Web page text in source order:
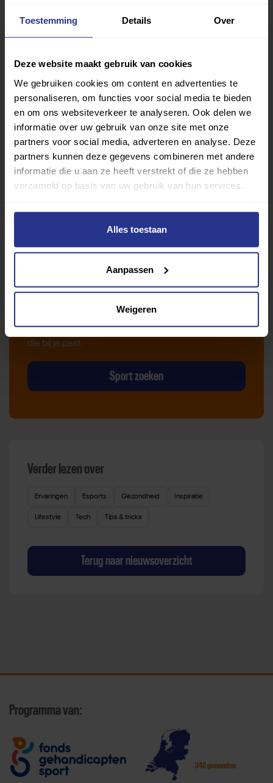
Toestemming Details Over
Deze website maakt gebruik van cookies
We gebruiken cookies om content en advertenties te
personaliseren, om functies voor social media te bieden
en om ons websiteverkeer te analyseren. Ook delen we
informatie over uw gebruik van onze site met onze
partners voor social media, adverteren en analyse. Deze
partners kunnen deze gegevens combineren met andere
informatie die u aan ze heeft verstrekt of die ze hebben
verzameld op basis van uw gebruik van hun services.
Alles toestaan
Aanpassen
Weigeren
Van atletiek tot zwemmen: met onze Sportzoeker
vind je gemakkelijk jouw favoriete sport of activiteit.
Met meer dan 4250 sportclubs is er altijd een sport
die bij je past.
Sport zoeken
Verder lezen over
Ervaringen Esports Gezondheid Inspiratie
Lifestyle Tech Tips & tricks
Terug naar nieuwsoverzicht
Programma van:
340 gemeenten